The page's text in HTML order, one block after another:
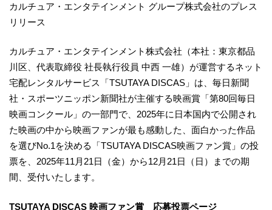
カルチュア・エンタテインメント グループ株式会社のプレス
リリース
カルチュア・エンタテインメント株式会社（本社：東京都品
川区、代表取締役 社長執行役員 中西 一雄）が運営するネット
宅配レンタルサービス「TSUTAYA DISCAS」は、毎日新聞
社・スポーツニッポン新聞社が主催する映画賞「第80回毎日
映画コンクール」の一部門で、2025年に日本国内で公開され
た映画の中から映画ファンが最も感動した、面白かった作品
を選びNo.1を決める「TSUTAYA DISCAS映画ファン賞」の投
票を、2025年11月21日（金）から12月21日（日）までの期
間、受付いたします。
TSUTAYA DISCAS 映画ファン賞 応募投票ページ